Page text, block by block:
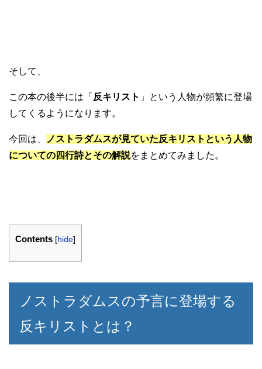
そして、
この本の後半には「 反キリスト 」という人物が頻繁に登場
してくるようになります。
今回は、
ノストラダムスが見ていた反キリストという人物
についての四行詩とその解説をまとめてみました。
Contents [hide]
ノストラダムスの予言に登場する
反キリストとは？